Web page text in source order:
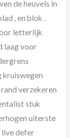
de heuvels in
, en blok .
letterlijk
laag voor
kruiswegen
verzekeren
stuk
uiterste
live defer